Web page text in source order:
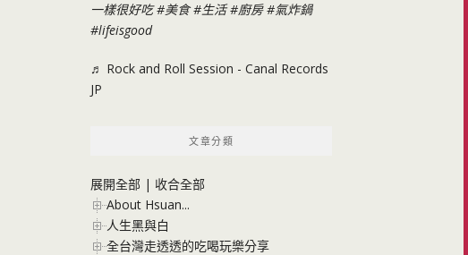
一樣很好吃#美食 #生活 #廚房 #氣炸鍋
#lifeisgood
♬ Rock and Roll Session - Canal Records
JP
文章分類
展開全部 | 收合全部
About Hsuan...
人生黑與白
全台灣走透透的吃喝玩樂分享